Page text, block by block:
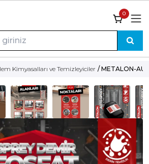
0
Kimyasalları ve Temizleyiciler / METALON-